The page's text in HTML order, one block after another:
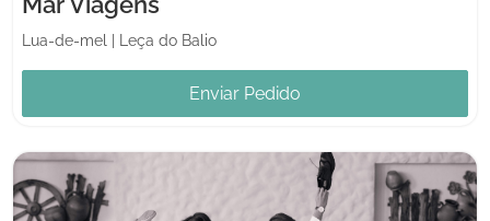
Lua-de-mel Leça do Balio
Enviar Pedido